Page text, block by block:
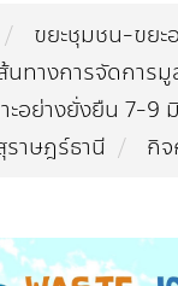
รู้จัก ม.ส.ท.
ยทัศน์ | พันธกิจ
รงสร้างองค์กร
มการบริหารสถ
งานของเรา
อมอุตสาหกรรม
ษอุตสาหกรรม
นและเมืองน่าอยู่
ะการบริโภคยั่งยื
คลังความรู้
ฟกราฟิก | โปสเตอร์
จกรรมของเรา
มงานกับเรา
ขยะชุมชน-ขยะ
นทางการจัดการ
ะอย่างยั่งยืน 7-9
ราษฎร์ธานี
กิ